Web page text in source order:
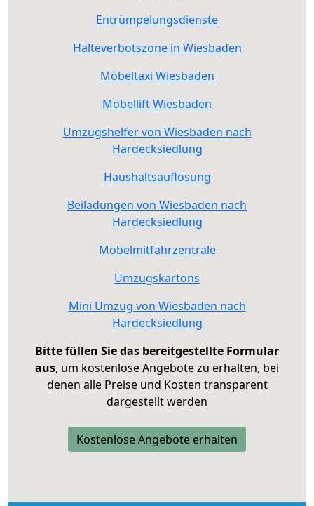
Entrümpelungsdienste
Halteverbotszone in Wiesbaden
Möbeltaxi Wiesbaden
Möbellift Wiesbaden
Umzugshelfer von Wiesbaden nach
Hardecksiedlung
Haushaltsauflösung
Beiladungen von Wiesbaden nach
Hardecksiedlung
Möbelmitfahrzentrale
Umzugskartons
Mini Umzug von Wiesbaden nach
Hardecksiedlung
Bitte füllen Sie das bereitgestellte Formular
aus, um kostenlose Angebote zu erhalten, bei
denen alle Preise und Kosten transparent
dargestellt werden
Kostenlose Angebote erhalten